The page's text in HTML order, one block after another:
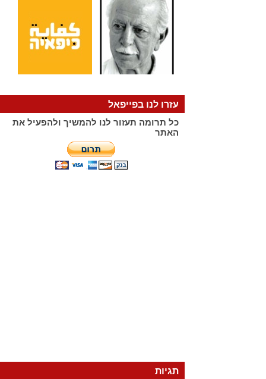
עזרו לנו בפייפאל
כל תרומה תעזור לנו להמשיך ולהפעיל את
האתר
תגיות